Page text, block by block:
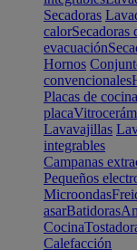
Secadoras
calorSecadoras
evacuación
Hornos
convencionales
Placas de cocina
placa
Lavavajillas
integrables
Campanas
Pequeños
Microondas
asarBatidoras
Cocina
Calefacción